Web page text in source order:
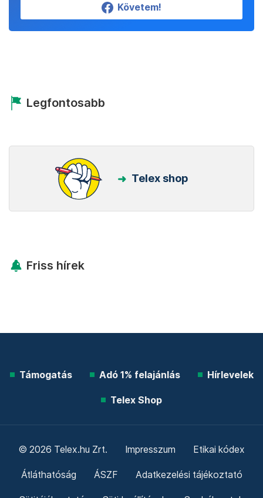
Követem!
Legfontosabb
Telex shop
Friss hírek
Támogatás Adó 1% felajánlás Hírlevelek
Telex Shop
© 2026 Telex.hu Zrt. Impresszum Etikai kódex
Átláthatóság ÁSZF Adatkezelési tájékoztató